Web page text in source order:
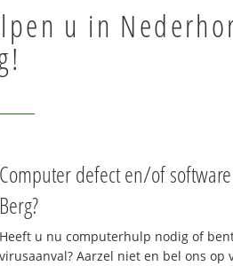
u in
Computer defect en/of
Berg?
Heeft u nu computerhulp nodig of
virusaanval? Aarzel niet en bel ons op